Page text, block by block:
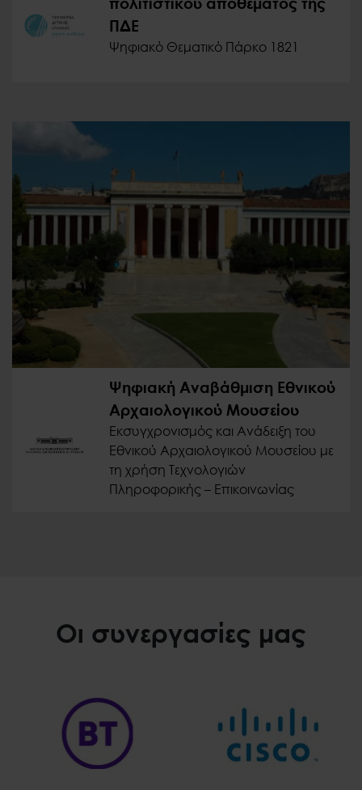
ΠΔΕ
Ψηφιακό Θεματικό Πάρκο 1821
Ψηφιακή Αναβάθμιση Εθνικού
Αρχαιολογικού Μουσείου
Εκσυγχρονισμός και Ανάδειξη του
Εθνικού Αρχαιολογικού Μουσείου με
τη χρήση Τεχνολογιών
Πληροφορικής – Επικοινωνίας
Οι συνεργασίες μας